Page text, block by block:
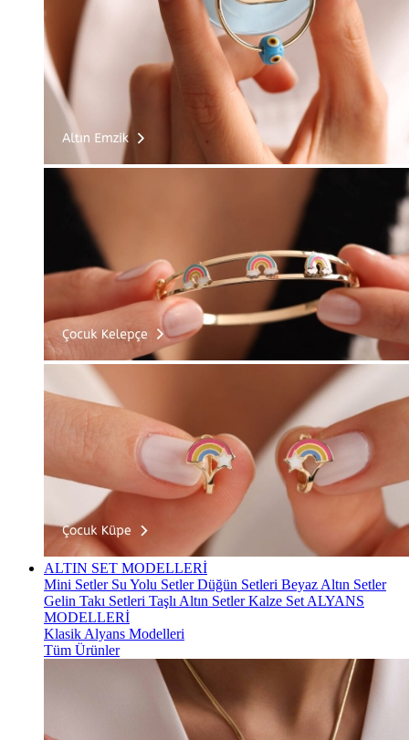
ALTIN SET MODELLERİ
Mini Setler Su Yolu SetlerDüğün Setleri Beyaz Altın Setler
Gelin Takı Setleri Taşlı Altın SetlerKalze Set ALYANS
MODELLERİ
Klasik Alyans Modelleri
Tüm Ürünler